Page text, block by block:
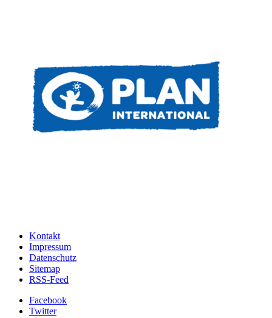
Kontakt
Impressum
Datenschutz
Sitemap
RSS-Feed
Facebook
Twitter